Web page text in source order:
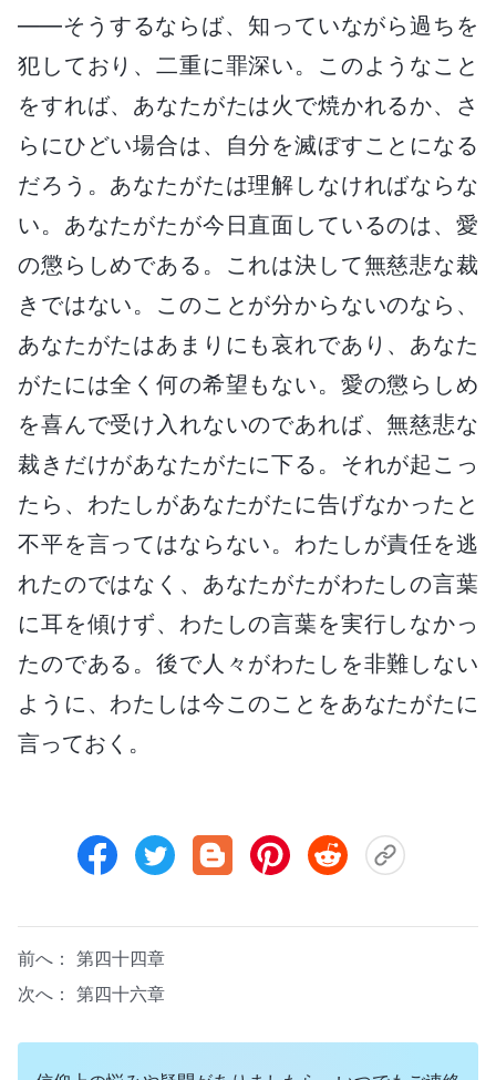
――そうするならば、知っていながら過ちを
犯しており、二重に罪深い。このようなこと
をすれば、あなたがたは火で焼かれるか、さ
らにひどい場合は、自分を滅ぼすことになる
だろう。あなたがたは理解しなければならな
い。あなたがたが今日直面しているのは、愛
の懲らしめである。これは決して無慈悲な裁
きではない。このことが分からないのなら、
あなたがたはあまりにも哀れであり、あなた
がたには全く何の希望もない。愛の懲らしめ
を喜んで受け入れないのであれば、無慈悲な
裁きだけがあなたがたに下る。それが起こっ
たら、わたしがあなたがたに告げなかったと
不平を言ってはならない。わたしが責任を逃
れたのではなく、あなたがたがわたしの言葉
に耳を傾けず、わたしの言葉を実行しなかっ
たのである。後で人々がわたしを非難しない
ように、わたしは今このことをあなたがたに
言っておく。
前へ： 第四十四章
次へ： 第四十六章